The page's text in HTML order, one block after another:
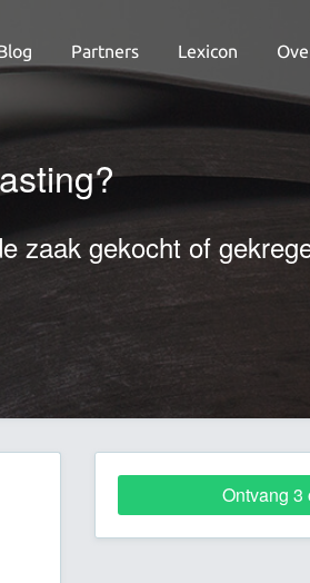
zaak gekocht of
Partners Lexicon
Ontvang 3